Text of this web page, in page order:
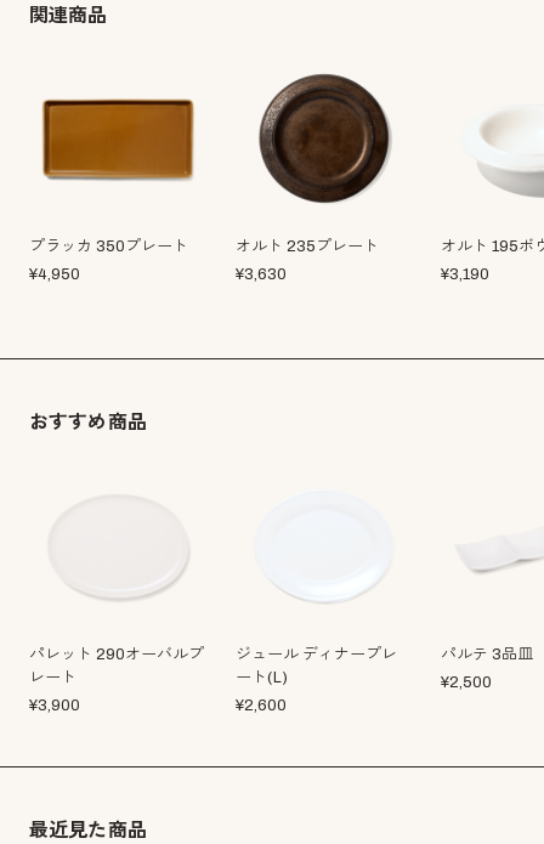
関連商品
プラッカ 350プレート
¥4,950
オルト 235プレート
¥3,630
オルト 195ボ
¥3,190
おすすめ商品
パレット 290オーバルプ
レート
¥3,900
ジュール ディナープレ
ート(L)
¥2,600
パルテ 3品皿
¥2,500
最近見た商品